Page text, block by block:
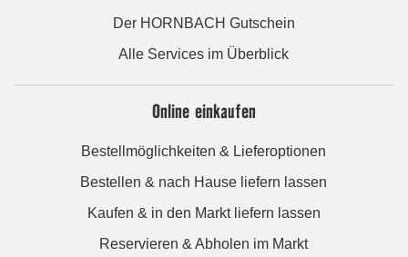
Der HORNBACH Gutschein
Alle Services im Überblick
Online einkaufen
Bestellmöglichkeiten & Lieferoptionen
Bestellen & nach Hause liefern lassen
Kaufen & in den Markt liefern lassen
Reservieren & Abholen im Markt